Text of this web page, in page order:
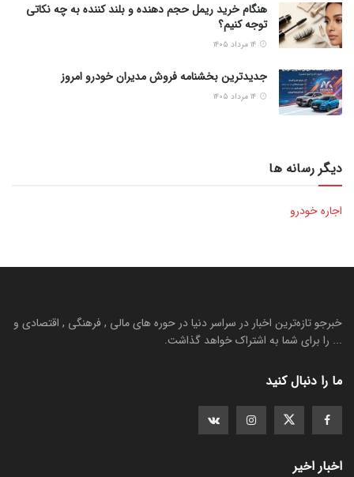
هنگام خرید ریمل حجم دهنده و بلند کننده به چه نکاتی
توجه کنیم؟
جدیدترین بخشنامه فروش مدیران خودرو امروز
دیگر رسانه ها
اجاره خودرو
خبرجو تازه‌ترین اخبار در سراسر دنیا در حوره های مالی , فرهنگی , اقتصادی و
... را برای شما به اشتراک خواهد گذاشت.
ما را دنبال کنید
اخبار اخیر